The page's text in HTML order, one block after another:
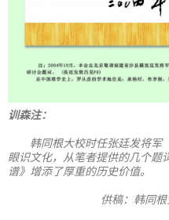
训森注：
韩同根大校时任张廷发将军
眼识文化，从笔者提供的几个题
谱》增添了厚重的历史价值。
供稿：韩同